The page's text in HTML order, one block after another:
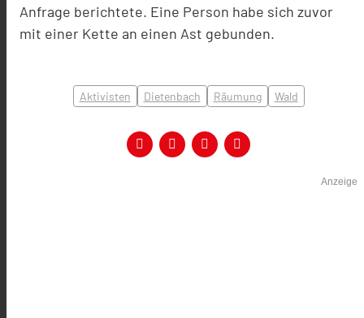
Anfrage berichtete. Eine Person habe sich zuvor
mit einer Kette an einen Ast gebunden.
Aktivisten Dietenbach Räumung Wald
Anzeige